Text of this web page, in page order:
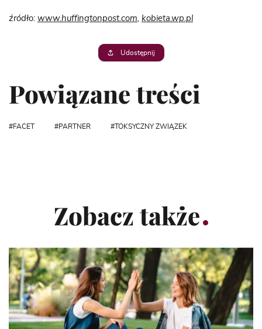
źródło: www.huffingtonpost.com, kobieta.wp.pl
Udostępnij
Powiązane treści
FACET PARTNER TOKSYCZNY ZWIĄZEK
Zobacz także